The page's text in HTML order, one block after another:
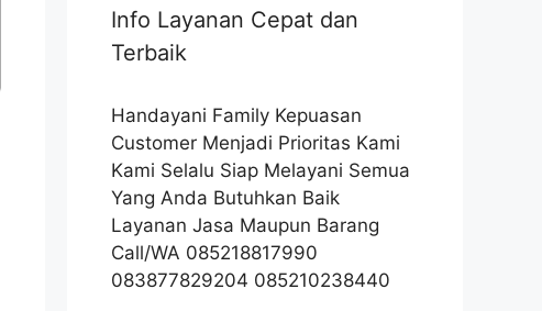
Info Layanan Cepat dan
Terbaik
Handayani Family Kepuasan
Customer Menjadi Prioritas Kami
Kami Selalu Siap Melayani Semua
Yang Anda Butuhkan Baik
Layanan Jasa Maupun Barang
Call/WA 085218817990
083877829204 085210238440